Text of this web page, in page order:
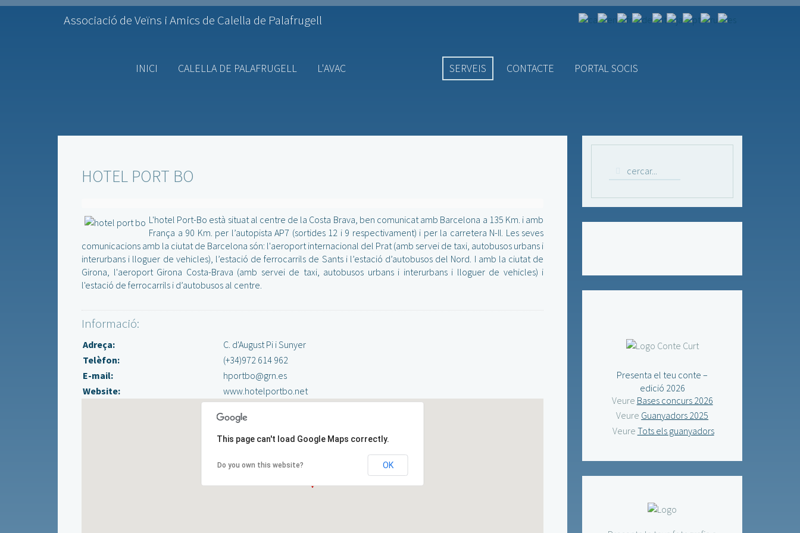
Associació de Veïns i Amics de Calella de Palafrugell
INICI CALELLA DE PALAFRUGELL L'AVAC SERVEIS CONTACTE PORTAL SOCIS
HOTEL PORT BO
L'hotel Port-Bo està situat al centre de la Costa Brava, ben comunicat amb Barcelona a 135 Km. i amb
França a 90 Km. per l’autopista AP7 (sortides 12 i 9 respectivament) i per la carretera N-II. Les seves
comunicacions amb la ciutat de Barcelona són: l'aeroport internacional del Prat (amb servei de taxi, autobusos urbans i
interurbans i lloguer de vehicles), l’estació de ferrocarrils de Sants i l’estació d’autobusos del Nord. I amb la ciutat de
Girona, l'aeroport Girona Costa-Brava (amb servei de taxi, autobusos urbans i interurbans i lloguer de vehicles) i
l'estació de ferrocarrils i d’autobusos al centre.
Informació:
Adreça:
C. d'August Pi i Sunyer
Telèfon:
(+34)972 614 962
E-mail:
hportbo@grn.es
Website:
www.hotelportbo.net
This page can't load Google Maps correctly.
Do you own this website? OK
Presenta el teu conte –
edició 2026
Veure Bases concurs 2026
Veure Guanyadors 2025
Veure Tots els guanyadors